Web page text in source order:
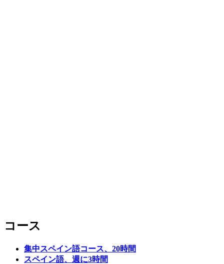
コース
集中スペイン語コース、20時間
スペイン語、週に3時間